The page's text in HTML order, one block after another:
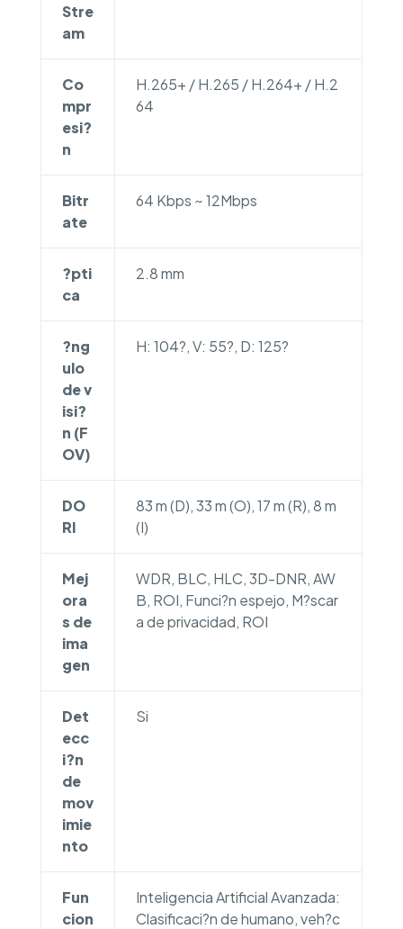
Stre
am
Co
mpr
esi?
n
H.265+ / H.265 / H.264+ / H.2
64
Bitr
ate
64 Kbps ~ 12Mbps
?pti
ca
2.8 mm
?ng
ulo
de v
isi?
n (F
OV)
H: 104?, V: 55?, D: 125?
DO
RI
83 m (D), 33 m (O), 17 m (R), 8 m
(I)
Mej
ora
s de
ima
gen
WDR, BLC, HLC, 3D-DNR, AW
B, ROI, Funci?n espejo, M?scar
a de privacidad, ROI
Det
ecc
i?n
de
mov
imie
nto
Si
Fun
cion
Inteligencia Artificial Avanzada:
Clasificaci?n de humano, veh?c